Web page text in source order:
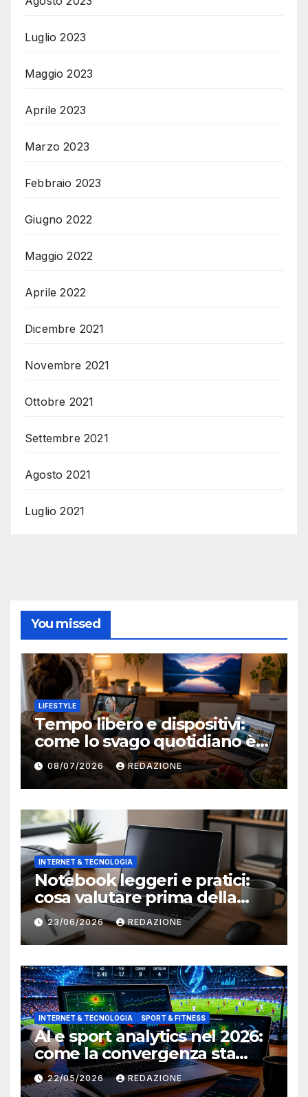
Luglio 2023
Maggio 2023
Aprile 2023
Marzo 2023
Febbraio 2023
Giugno 2022
Maggio 2022
Aprile 2022
Dicembre 2021
Novembre 2021
Ottobre 2021
Settembre 2021
Agosto 2021
Luglio 2021
You missed
LIFESTYLE
Tempo libero e dispositivi:
come lo svago quotidiano è
diventato sempre più online
08/07/2026 REDAZIONE
INTERNET & TECNOLOGIA
Notebook leggeri e pratici:
cosa valutare prima della
scelta
23/06/2026 REDAZIONE
INTERNET & TECNOLOGIA SPORT & FITNESS
AI e sport analytics nel 2026:
come la convergenza sta
cambiando il modo di vedere
il calcio
22/05/2026 REDAZIONE